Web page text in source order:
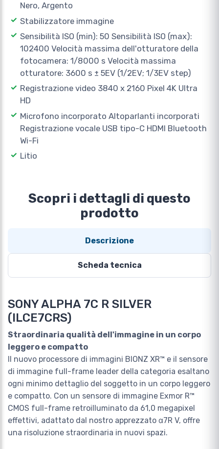
Nero, Argento
Stabilizzatore immagine
Sensibilità ISO (min): 50 Sensibilità ISO (max):
102400 Velocità massima dell'otturatore della
fotocamera: 1/8000 s Velocità massima
otturatore: 3600 s ± 5EV (1/2EV; 1/3EV step)
Registrazione video 3840 x 2160 Pixel 4K Ultra
HD
Microfono incorporato Altoparlanti incorporati
Registrazione vocale USB tipo-C HDMI Bluetooth
Wi-Fi
Litio
Scopri i dettagli di questo
prodotto
Descrizione
Scheda tecnica
SONY ALPHA 7C R SILVER
(ILCE7CRS)
Straordinaria qualità dell'immagine in un corpo
leggero e compatto
Il nuovo processore di immagini BIONZ XR™ e il sensore
di immagine full-frame leader della categoria esaltano
ogni minimo dettaglio del soggetto in un corpo leggero
e compatto. Con un sensore di immagine Exmor R™
CMOS full-frame retroilluminato da 61,0 megapixel
effettivi, adattato dal nostro apprezzato α7R V, offre
una risoluzione straordinaria in nuovi spazi.